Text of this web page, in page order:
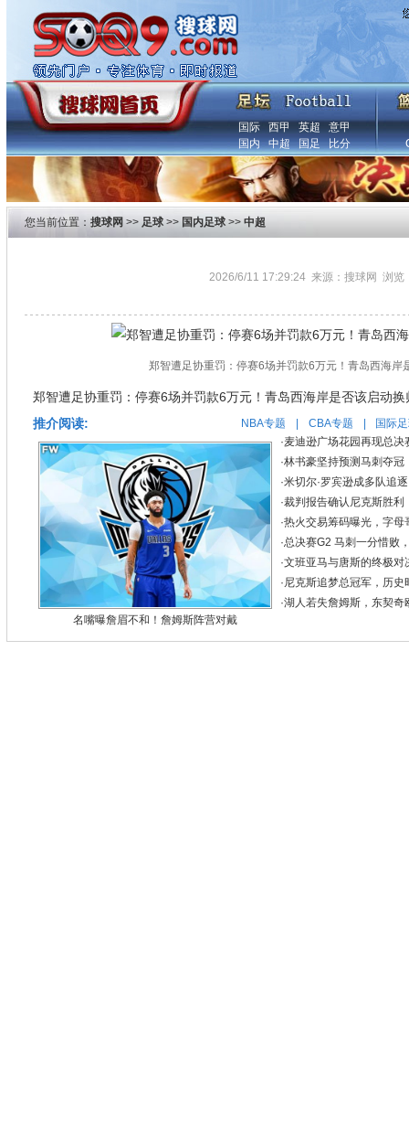
国际 西甲 英超
意甲
国内
中超 国足 比分
您当前位置： 搜球网 >> 足球>> 国内足球>> 中超
2026/6/11 17:29:24 来源：搜球网 浏览
郑智遭足协重罚：停赛6场并罚款6万元！青岛西海岸
郑智遭足协重罚：停赛6场并罚款6万元！青岛西海岸是否该启动
推介阅读:
NBA专题 CBA专题 国际
名嘴曝詹眉不和！詹姆斯阵营对戴
·麦迪逊广场花园再现总
·林书豪坚持预测马刺夺冠
·米切尔·罗宾逊成多队追
·裁判报告确认尼克斯胜利
·热火交易筹码曝光，字母
·总决赛G2 马刺一分惜败
·文班亚马与唐斯的终极对
·尼克斯追梦总冠军，历史
·湖人若失詹姆斯，东契奇